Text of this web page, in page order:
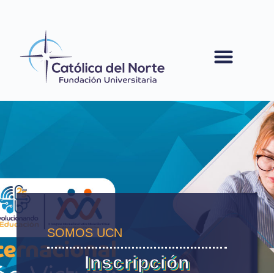
SOMOS UCN
Inscripción